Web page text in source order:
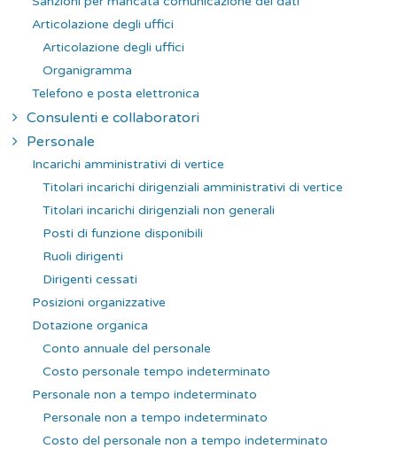
Articolazione degli uffici
Articolazione degli uffici
Organigramma
Telefono e posta elettronica
Consulenti e collaboratori
Personale
Incarichi amministrativi di vertice
Titolari incarichi dirigenziali amministrativi di vertice
Titolari incarichi dirigenziali non generali
Posti di funzione disponibili
Ruoli dirigenti
Dirigenti cessati
Posizioni organizzative
Dotazione organica
Conto annuale del personale
Costo personale tempo indeterminato
Personale non a tempo indeterminato
Personale non a tempo indeterminato
Costo del personale non a tempo indeterminato